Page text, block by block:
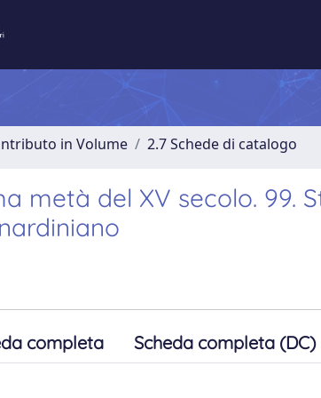
in Volume 2.7 Schede di catalogo
metà del XV secolo. 99.
completa Scheda completa (DC)